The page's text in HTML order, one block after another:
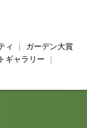
ィ
ガーデン大賞
ギャラリー